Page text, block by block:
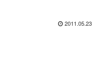
2011.05.23